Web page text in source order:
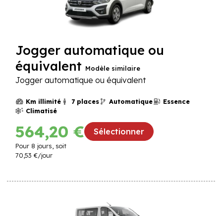
Jogger automatique ou
équivalent Modèle similaire
Jogger automatique ou équivalent
Km illimité 7 places Automatique
Essence
Climatisé
564,20 €
Pour 8 jours, soit
70,53 €/jour
Sélectionner